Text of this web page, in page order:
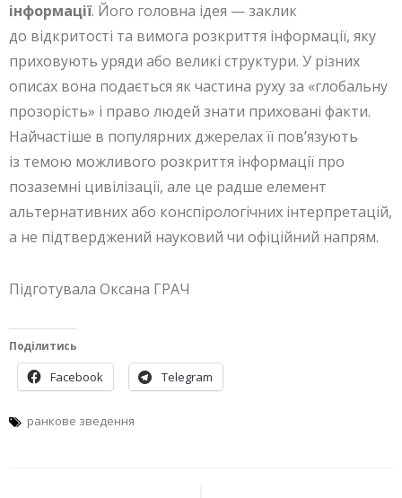
інформації. Його головна ідея — заклик
до відкритості та вимога розкриття інформації, яку
приховують уряди або великі структури. У різних
описах вона подається як частина руху за «глобальну
прозорість» і право людей знати приховані факти.
Найчастіше в популярних джерелах її пов’язують
із темою можливого розкриття інформації про
позаземні цивілізації, але це радше елемент
альтернативних або конспірологічних інтерпретацій,
а не підтверджений науковий чи офіційний напрям.
Підготувала Оксана ГРАЧ
Поділитись
Facebook Telegram
ранкове зведення